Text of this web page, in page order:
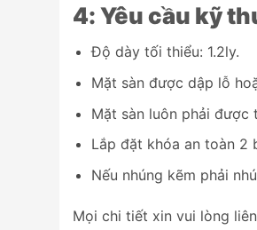
4: Yêu cầu kỹ
Độ dày tối thiểu: 1.2ly.
Mặt sàn được dập lỗ
Mặt sàn luôn phải được
Lắp đặt khóa an toàn 2
Nếu nhúng kẽm phải
Mọi chi tiết xin vui lòng